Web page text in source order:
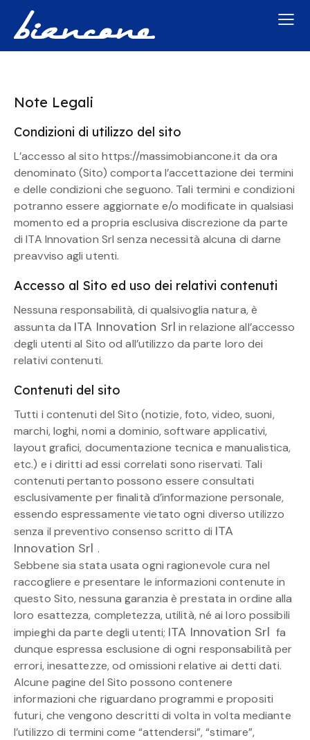
Note Legali
Condizioni di utilizzo del sito
L’accesso al sito https://massimobiancone.it da ora
denominato (Sito) comporta l’accettazione dei termini
e delle condizioni che seguono. Tali termini e condizioni
potranno essere aggiornate e/o modificate in qualsiasi
momento ed a propria esclusiva discrezione da parte
di ITA Innovation Srl senza necessità alcuna di darne
preavviso agli utenti.
Accesso al Sito ed uso dei relativi contenuti
Nessuna responsabilità, di qualsivoglia natura, è
assunta da ITA Innovation Srl in relazione all’accesso
degli utenti al Sito od all’utilizzo da parte loro dei
relativi contenuti.
Contenuti del sito
Tutti i contenuti del Sito (notizie, foto, video, suoni,
marchi, loghi, nomi a dominio, software applicativi,
layout grafici, documentazione tecnica e manualistica,
etc.) e i diritti ad essi correlati sono riservati. Tali
contenuti pertanto possono essere consultati
esclusivamente per finalità d’informazione personale,
essendo espressamente vietato ogni diverso utilizzo
senza il preventivo consenso scritto di ITA
Innovation Srl .
Sebbene sia stata usata ogni ragionevole cura nel
raccogliere e presentare le informazioni contenute in
questo Sito, nessuna garanzia è prestata in ordine alla
loro esattezza, completezza, utilità, né ai loro possibili
impieghi da parte degli utenti; ITA Innovation Srl fa
dunque espressa esclusione di ogni responsabilità per
errori, inesattezze, od omissioni relative ai detti dati.
Alcune pagine del Sito possono contenere
informazioni che riguardano programmi e propositi
futuri, che vengono descritti di volta in volta mediante
l’utilizzo di termini come “attendersi”, “stimare”,